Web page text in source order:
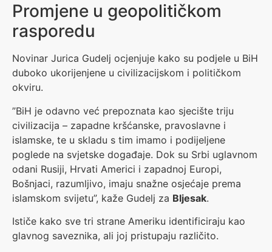
Promjene u geopolitičkom
rasporedu
Novinar Jurica Gudelj ocjenjuje kako su podjele u BiH
duboko ukorijenjene u civilizacijskom i političkom
okviru.
”BiH je odavno već prepoznata kao sjecište triju
civilizacija – zapadne kršćanske, pravoslavne i
islamske, te u skladu s tim imamo i podijeljene
poglede na svjetske događaje. Dok su Srbi uglavnom
odani Rusiji, Hrvati Americi i zapadnoj Europi,
Bošnjaci, razumljivo, imaju snažne osjećaje prema
islamskom svijetu”, kaže Gudelj za Bljesak.
Ističe kako sve tri strane Ameriku identificiraju kao
glavnog saveznika, ali joj pristupaju različito.